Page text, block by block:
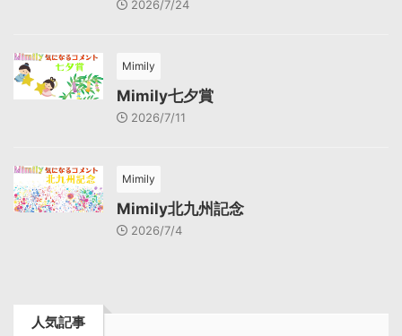
2026/7/24
Mimily
Mimily七夕賞
2026/7/11
Mimily
Mimily北九州記念
2026/7/4
人気記事